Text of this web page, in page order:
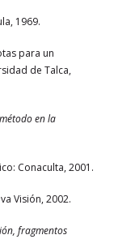
1969.
para un
de Talca,
en la
Conaculta, 2001.
Visión, 2002.
fragmentos